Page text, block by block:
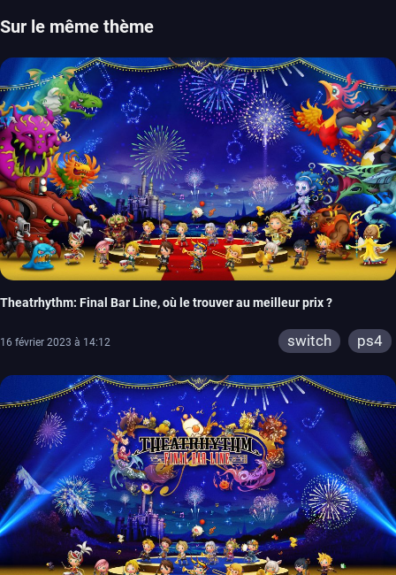
Sur le même thème
Theatrhythm: Final Bar Line, où le trouver au meilleur prix ?
16 février 2023 à 14:12 switch ps4